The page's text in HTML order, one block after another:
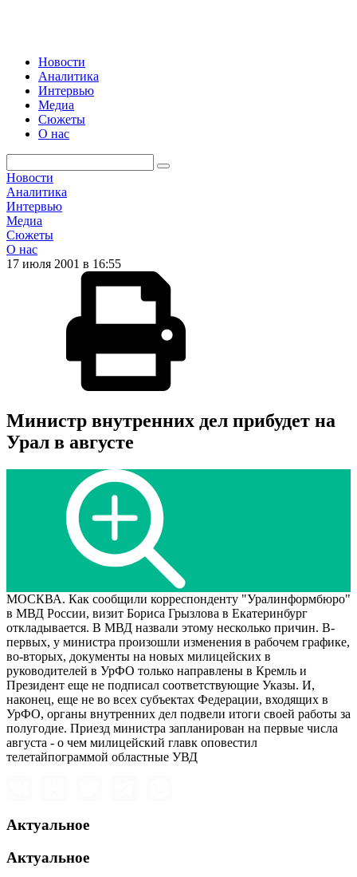
Новости
Аналитика
Интервью
Медиа
Сюжеты
О нас
Новости
Аналитика
Интервью
Медиа
Сюжеты
О нас
17 июля 2001 в 16:55
Министр внутренних дел прибудет на
Урал в августе
МОСКВА. Как сообщили корреспонденту "Уралинформбюро"
в МВД России, визит Бориса Грызлова в Екатеринбург
откладывается. В МВД назвали этому несколько причин. В-
первых, у министра произошли изменения в рабочем графике,
во-вторых, документы на новых милицейских в
руководителей в УрФО только направлены в Кремль и
Президент еще не подписал соответствующие Указы. И,
наконец, еще не во всех субъектах Федерации, входящих в
УрФО, органы внутренних дел подвели итоги своей работы за
полугодие. Приезд министра запланирован на первые числа
августа - о чем милицейский главк оповестил
телетайпограммой областные УВД
Актуальное
Актуальное